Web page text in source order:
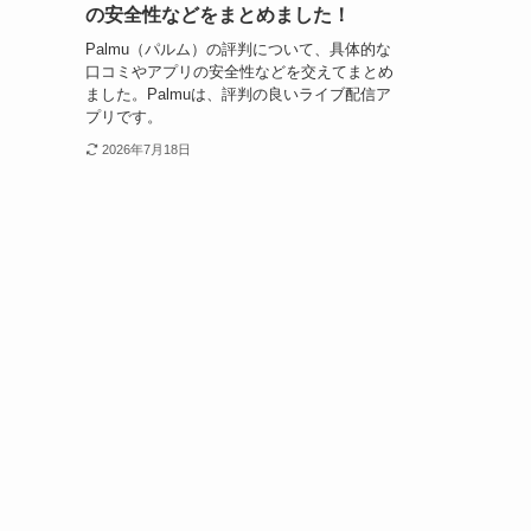
の安全性などをまとめました！
Palmu（パルム）の評判について、具体的な
口コミやアプリの安全性などを交えてまとめ
ました。Palmuは、評判の良いライブ配信ア
プリです。
2026年7月18日